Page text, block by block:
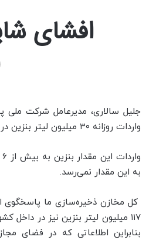
افشای
جلیل سالاری، مدیرعامل شرکت ملی
واردات روزانه ۳۰ میلیون لیتر بنزین در فضای مجازی، این اخبار را بی‌اساس و دروغ خواند و گفت:
به این مقدار نمی‌رسد.
کل مخازن ذخیره‌سازی ما پاسخگوی
۱۱۷ میلیون لیتر بنزین نیز در
بنابراین اطلاعاتی که در